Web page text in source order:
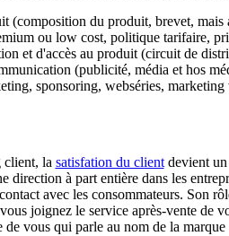
(composition du produit, brevet, mais
ou low cost, politique tarifaire,
et d'accès au produit (circuit de
(publicité, média et hos
sponsoring, webséries,
client, la satisfation du clientdevient un
direction à part entière dans les
avec les consommateurs. Son
joignez le service après-vente de
vous qui parle au nom de la